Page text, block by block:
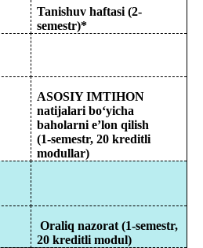
Tanishuv haftasi (2-
semestr)*
ASOSIY IMTIHON
natijalari bo‘yicha
baholarni e’lon qilish
(1-semestr, 20kreditli
modullar)
Oraliq nazorat(1-semestr,
20kreditli modul)